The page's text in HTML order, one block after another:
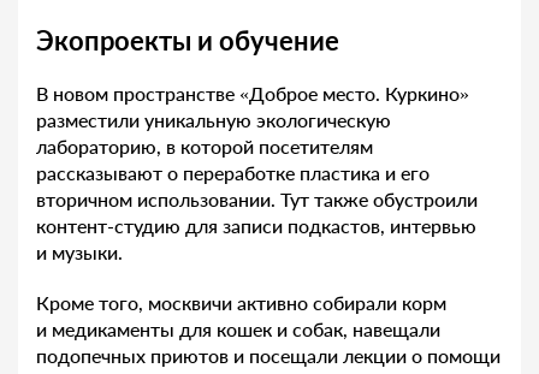
Экопроекты и обучение
В новом пространстве «Доброе место. Куркино»
разместили уникальную экологическую
лабораторию, в которой посетителям
рассказывают о переработке пластика и его
вторичном использовании. Тут также обустроили
контент-студию для записи подкастов, интервью
и музыки.
Кроме того, москвичи активно собирали корм
и медикаменты для кошек и собак, навещали
подопечных приютов и посещали лекции о помощи